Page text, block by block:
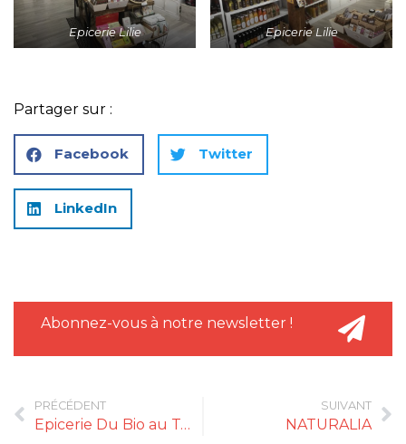
Epicerie Lilie Epicerie Lilie
Partager sur :
Facebook Twitter
LinkedIn
Abonnez-vous à notre newsletter !
PRÉCÉDENT
Epicerie Du Bio au Terroir
SUIVANT
NATURALIA